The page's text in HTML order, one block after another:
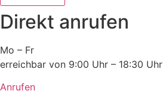
Direkt anrufen
Mo – Fr
erreichbar von 9:00 Uhr – 18:30 Uhr
Anrufen